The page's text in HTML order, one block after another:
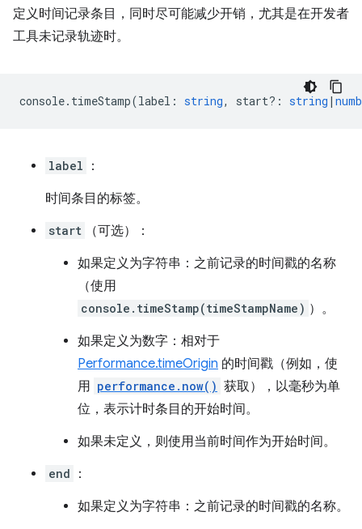
定义时间记录条目，同时尽可能减少开销，尤其是在开发者
工具未记录轨迹时。
console. timeStamp(label : string, start? : string |
label
：
时间条目的标签。
start
（可选）：
如果定义为字符串：之前记录的时间戳的名称
（使用
console.timeStamp(timeStampName) ）。
如果定义为数字：相对于
Performance.timeOrigin 的时间戳（例如，使
用 performance.now() 获取），以毫秒为单
位，表示计时条目的开始时间。
如果未定义，则使用当前时间作为开始时间。
end
：
如果定义为字符串：之前记录的时间戳的名称。